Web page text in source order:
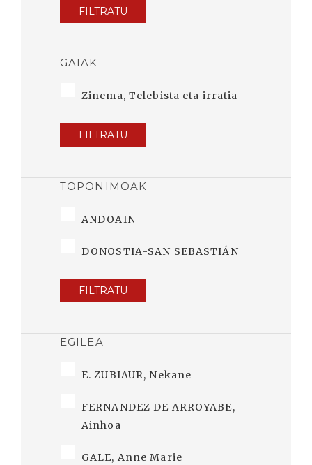
FILTRATU
GAIAK
Zinema, Telebista eta irratia
FILTRATU
TOPONIMOAK
ANDOAIN
DONOSTIA-SAN SEBASTIÁN
FILTRATU
EGILEA
E. ZUBIAUR, Nekane
FERNANDEZ DE ARROYABE,
Ainhoa
GALE, Anne Marie